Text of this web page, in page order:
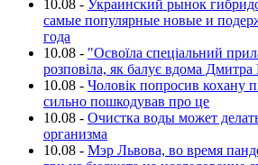
10.08 - Украинский рынок
самые популярные новые и
года
10.08 - "Освоїла спеціальний
розповіла, як балує вдома Дмитра
10.08 - Чоловік попросив кохану
сильно пошкодував про це
10.08 - Очистка воды может
организма
10.08 - Мэр Львова, во время